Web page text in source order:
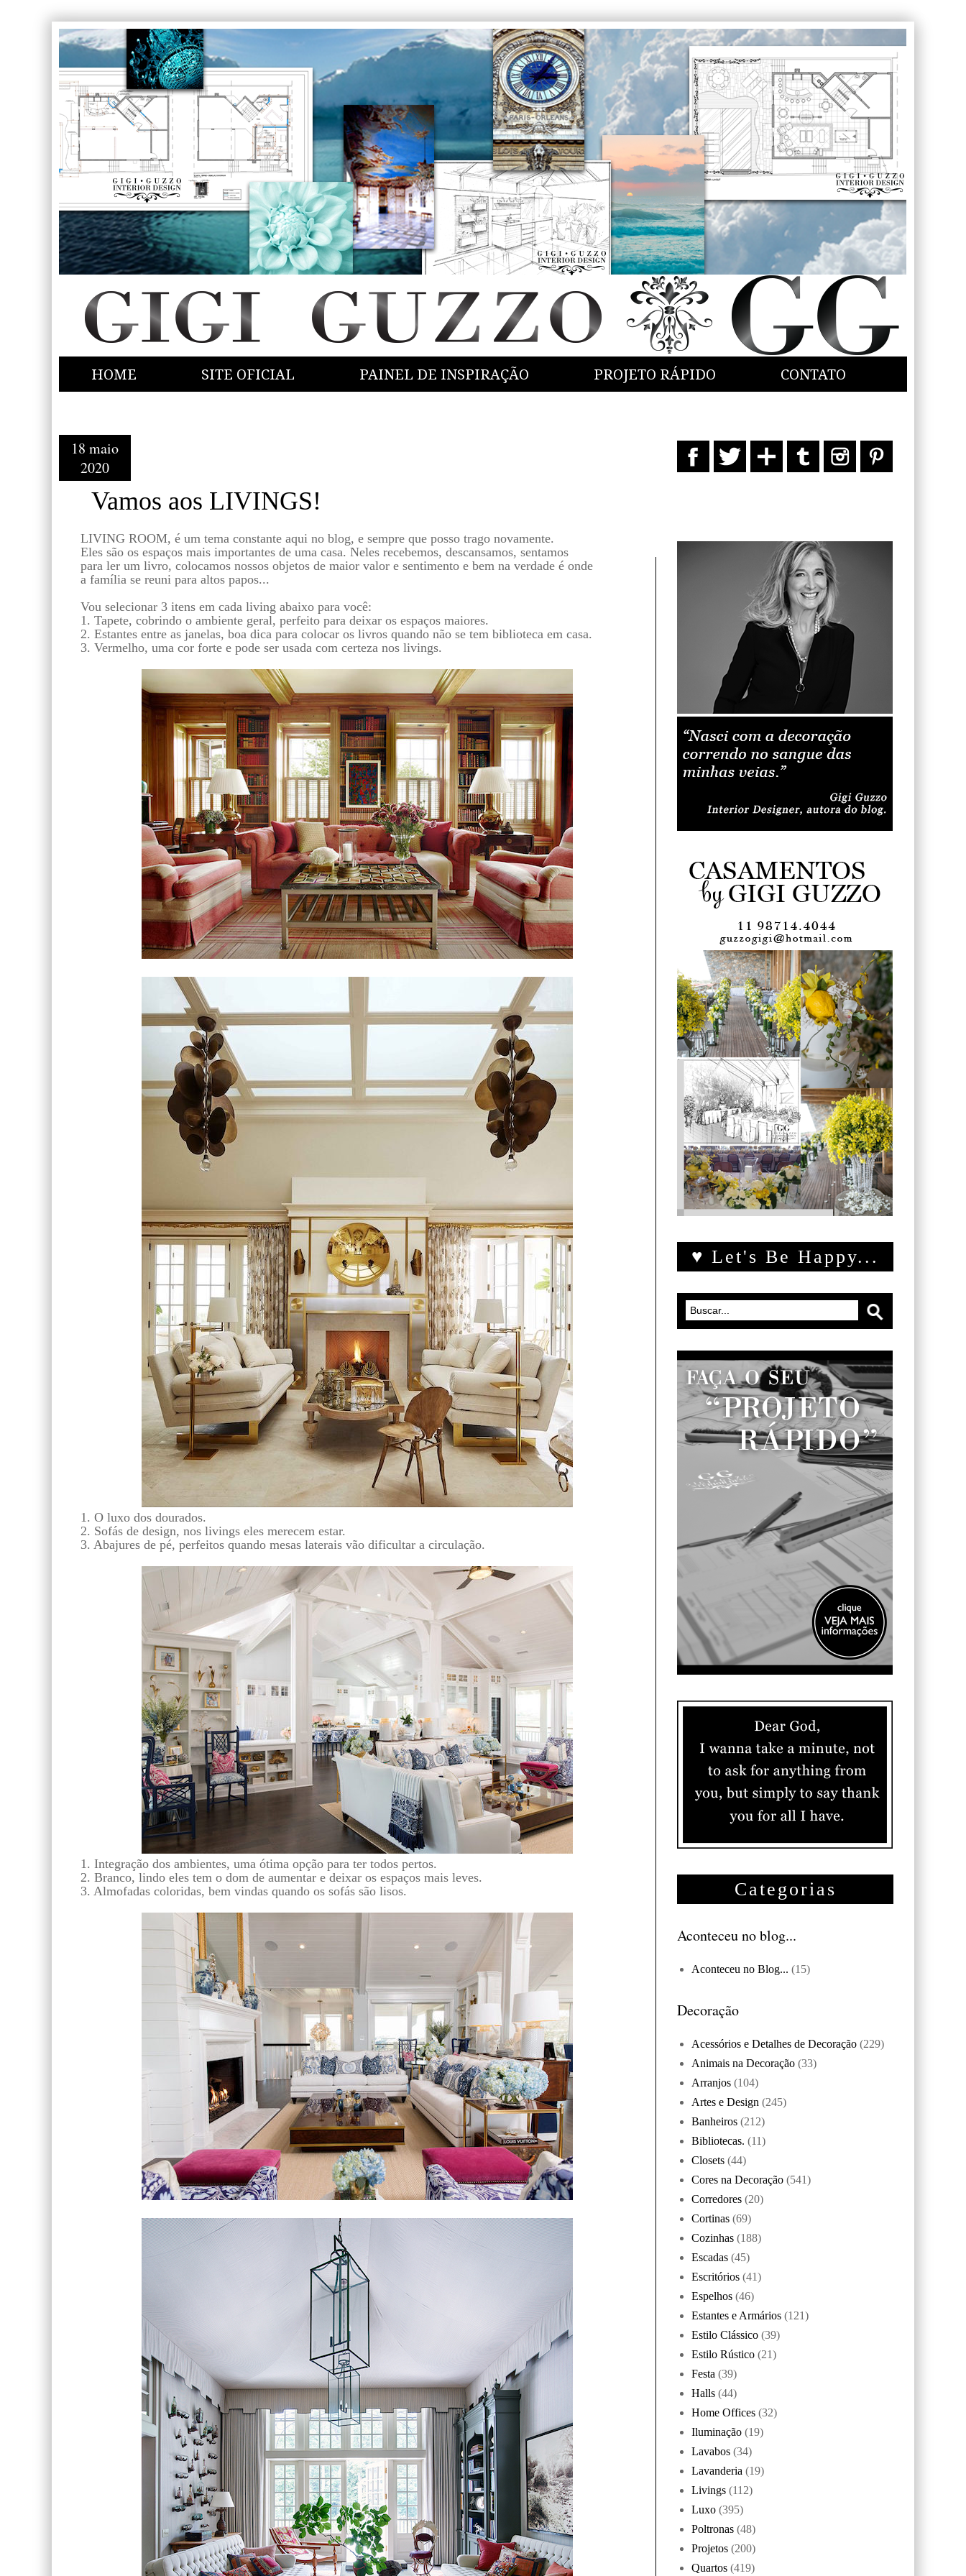
HOME SITE OFICIAL PAINEL DE INSPIRAÇÃO PROJETO RÁPIDO CONTATO
18 maio
2020
Vamos aos LIVINGS!
LIVING ROOM, é um tema constante aqui no blog, e sempre que posso trago novamente.
Eles são os espaços mais importantes de uma casa. Neles recebemos, descansamos, sentamos
para ler um livro, colocamos nossos objetos de maior valor e sentimento e bem na verdade é onde
a família se reuni para altos papos...
Vou selecionar 3 itens em cada living abaixo para você:
1. Tapete, cobrindo o ambiente geral, perfeito para deixar os espaços maiores.
2. Estantes entre as janelas, boa dica para colocar os livros quando não se tem biblioteca em casa.
3. Vermelho, uma cor forte e pode ser usada com certeza nos livings.
1. O luxo dos dourados.
2. Sofás de design, nos livings eles merecem estar.
3. Abajures de pé, perfeitos quando mesas laterais vão dificultar a circulação.
1. Integração dos ambientes, uma ótima opção para ter todos pertos.
2. Branco, lindo eles tem o dom de aumentar e deixar os espaços mais leves.
3. Almofadas coloridas, bem vindas quando os sofás são lisos.
♥ Let's Be Happy...
Categorias
Aconteceu no blog...
Aconteceu no Blog... (15)
Decoração
Acessórios e Detalhes de Decoração (229)
Animais na Decoração (33)
Arranjos (104)
Artes e Design (245)
Banheiros (212)
Bibliotecas. (11)
Closets (44)
Cores na Decoração (541)
Corredores (20)
Cortinas (69)
Cozinhas (188)
Escadas (45)
Escritórios (41)
Espelhos (46)
Estantes e Armários (121)
Estilo Clássico (39)
Estilo Rústico (21)
Festa (39)
Halls (44)
Home Offices (32)
Iluminação (19)
Lavabos (34)
Lavanderia (19)
Livings (112)
Luxo (395)
Poltronas (48)
Projetos (200)
Quartos (419)